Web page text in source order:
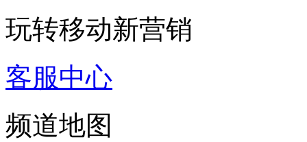
玩转移动新营销
客服中心
频道地图